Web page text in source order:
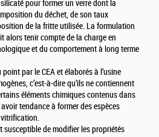
pour former un verre dont la
du déchet, de son taux
de la fritte utilisée. La formulation
alors tenir compte de la charge en
et du comportement à long terme
par le CEA et élaborés à l’usine
c’est-à-dire qu’ils ne contiennent
éléments chimiques contenus dans
tendance à former des espèces
susceptible de modifier les propriétés